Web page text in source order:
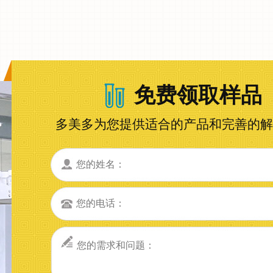
免费领取样品
多美多为您提供适合的产品和完善的